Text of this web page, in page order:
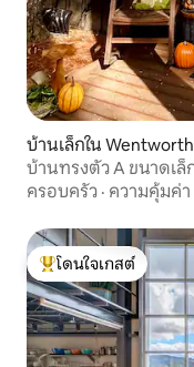
บ้านเล็กใน Wentworth
บ้านทรงตัว A ขนาดเ
ครอบครัว · ความคุ้มค่า
โดนใจเกสต์ที่สุด
โดนใจเกสต์